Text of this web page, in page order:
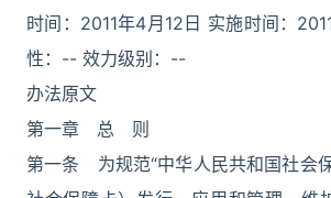
时间：2011年4月12日 实施时间：
性：-- 效力级别：--
办法原文
第一章 总 则
第一条 为规范“中华人民共和国社会